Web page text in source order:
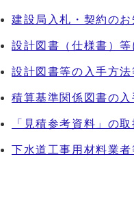
建設局入札・契約のお
設計図書（仕様書）
設計図書等の入手方法
積算基準関係図書の
「見積参考資料」の
下水道工事用材料業者